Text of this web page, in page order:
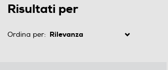
Risultati per
Ordina per: